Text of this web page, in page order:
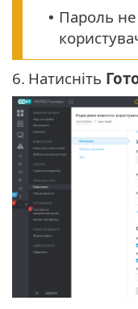
• Пароль не
6. Натисніть